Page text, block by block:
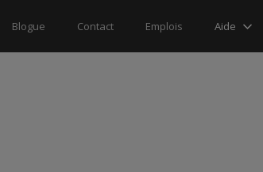
Blogue Contact Emplois Aide